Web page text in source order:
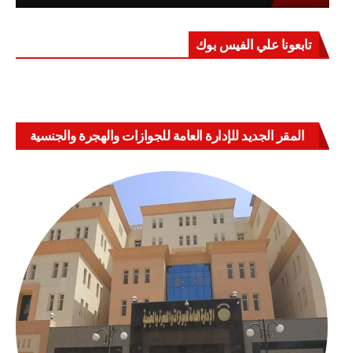
تابعونا علي الفيس بوك
المقر الجديد للإدارة العامة للجوازات والهجرة والجنسية